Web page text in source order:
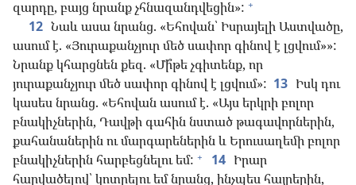
զարդը, բայց նրանք չհնազանդվեցին»: +
12 Նաև ասա նրանց. «Եհովան՝ Իսրայելի Աստվածը,
ասում է. «Յուրաքանչյուր մեծ սափոր գինով է լցվում»»:
Նրանք կհարցնեն քեզ. «Մի՞թե չգիտենք, որ
յուրաքանչյուր մեծ սափոր գինով է լցվում»: 13 Իսկ դու
կասես նրանց. «Եհովան ասում է. «Այս երկրի բոլոր
բնակիչներին, Դավթի գահին նստած թագավորներին,
քահանաներին ու մարգարեներին և Երուսաղեմի բոլոր
բնակիչներին հարբեցնելու եմ: + 14 Իրար
հարվածելով՝ կոտրելու եմ նրանց, ինչպես հայրերին,